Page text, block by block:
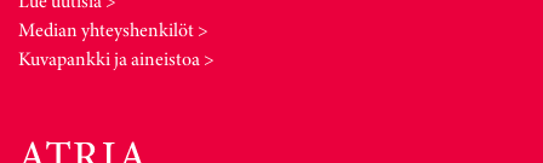
Median yhteyshenkilöt >
Kuvapankki ja aineistoa >